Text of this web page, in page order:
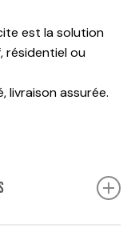
est la solution
résidentiel ou
livraison assurée.